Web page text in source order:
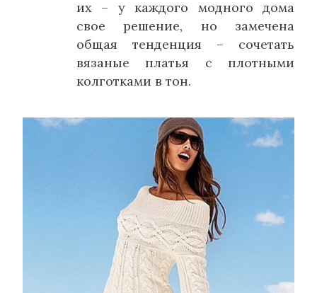
их – у каждого модного дома
свое решение, но замечена
общая тенденция – сочетать
вязаные платья с плотными
колготками в тон.